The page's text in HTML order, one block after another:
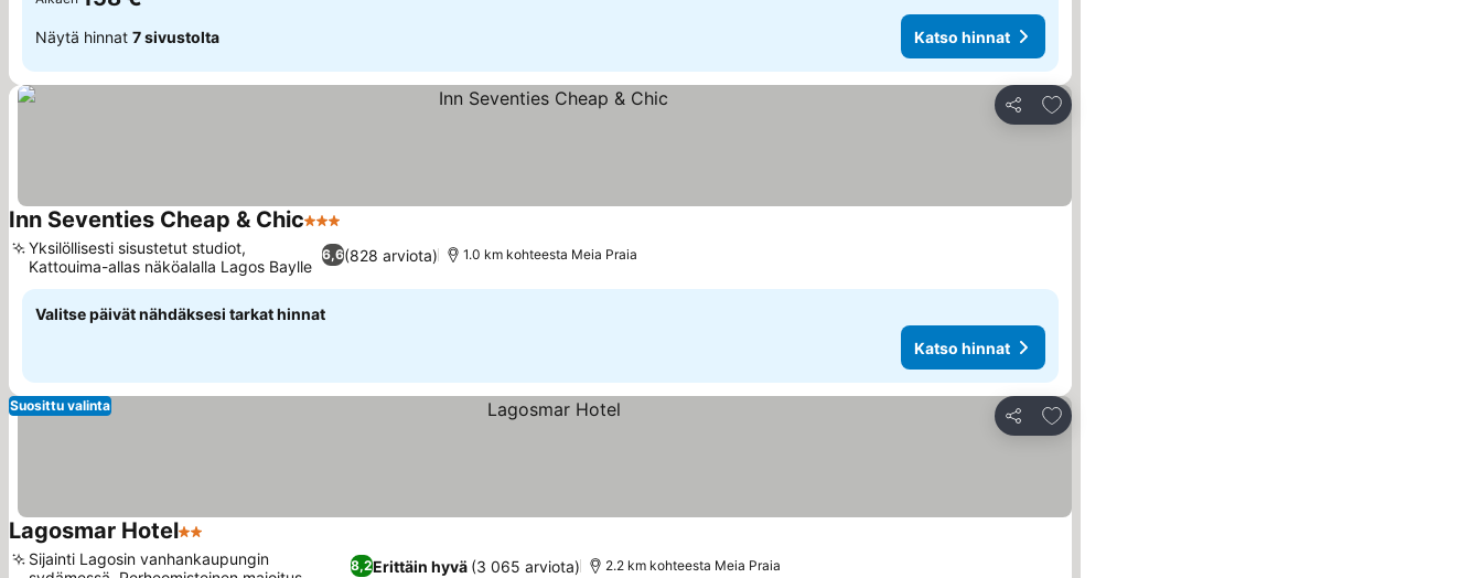
Näytä hinnat 7 sivustolta Katso hinnat
Jaa
Lisää suosikkeihin
Inn Seventies Cheap & Chic3 Tähtiluokitus
6,6(828 arviota)
Yksilöllisesti sisustetut studiot,
Kattouima-allas näköalalla Lagos Baylle
1.0 km kohteesta Meia Praia
Valitse päivät nähdäksesi tarkat hinnat
Katso hinnat
Jaa
Lisää suosikkeihin
Suosittu valinta
Lagosmar Hotel2 Tähtiluokitus
8,2Erittäin hyvä (3 065 arviota)
Sijainti Lagosin vanhankaupungin
2.2 km kohteesta Meia Praia